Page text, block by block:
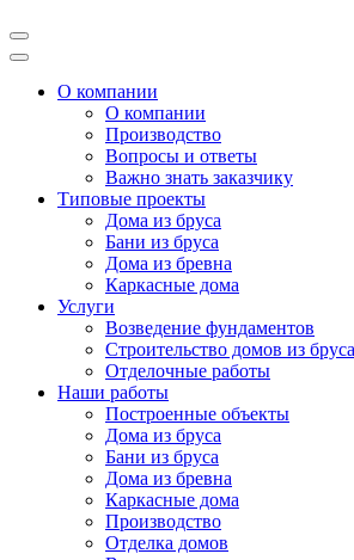
О компании
О компании
Производство
Вопросы и ответы
Важно знать заказчику
Типовые проекты
Дома из бруса
Бани из бруса
Дома из бревна
Каркасные дома
Услуги
Возведение фундаментов
Строительство домов из бруса
Отделочные работы
Наши работы
Построенные объекты
Дома из бруса
Бани из бруса
Дома из бревна
Каркасные дома
Производство
Отделка домов